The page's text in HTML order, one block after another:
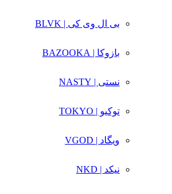
بی ال وی کی | BLVK
بازوکا | BAZOOKA
نستی | NASTY
توکیو | TOKYO
ویگاد | VGOD
نیکد | NKD